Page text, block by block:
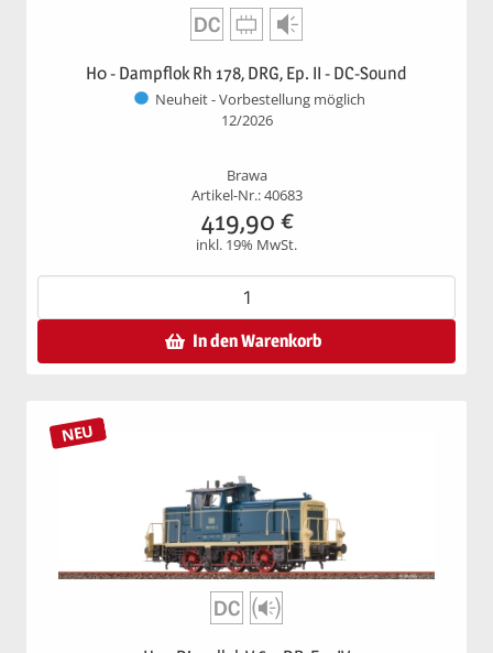
H0 - Dampflok Rh 178, DRG, Ep. II - DC-Sound
Neuheit - Vorbestellung möglich
12/2026
Brawa
Artikel-Nr.: 40683
419,90 €
inkl. 19% MwSt.
In den Warenkorb
NEU